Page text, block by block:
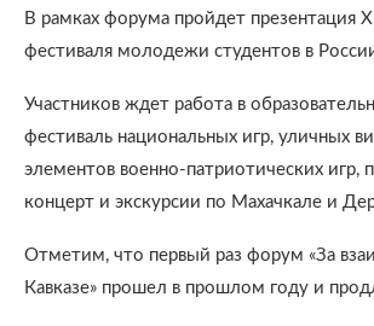
В рамках форума пройдет презентация
фестиваля молодежи студентов в
Участников ждет работа в
фестиваль национальных игр, уличных
элементов военно-патриотических игр,
концерт и экскурсии по Махачкале и
Отметим, что первый раз форум «За
Кавказе» прошел в прошлом году и